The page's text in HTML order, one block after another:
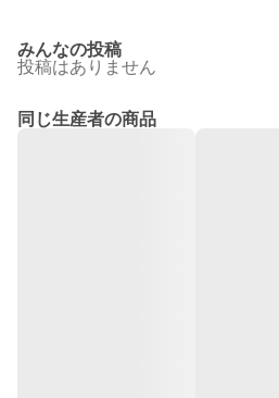
みんなの投稿
投稿はありません
同じ生産者の商品